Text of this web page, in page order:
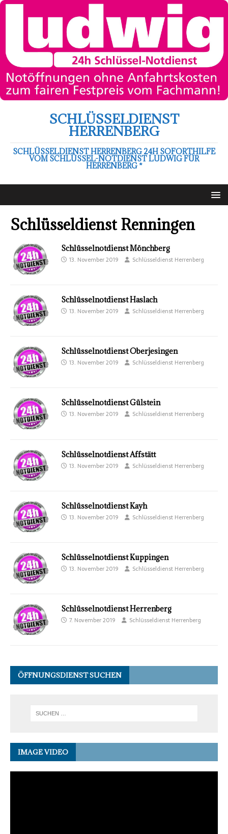
SCHLÜSSELDIENST
HERRENBERG
SCHLÜSSELDIENST HERRENBERG 24H SOFORTHILFE
VOM SCHLÜSSEL-NOTDIENST LUDWIG FÜR
HERRENBERG *
Schlüsseldienst Renningen
Schlüsselnotdienst Mönchberg
13. November 2019 Schlüsseldienst Herrenberg
Schlüsselnotdienst Haslach
13. November 2019 Schlüsseldienst Herrenberg
Schlüsselnotdienst Oberjesingen
13. November 2019 Schlüsseldienst Herrenberg
Schlüsselnotdienst Gülstein
13. November 2019 Schlüsseldienst Herrenberg
Schlüsselnotdienst Affstätt
13. November 2019 Schlüsseldienst Herrenberg
Schlüsselnotdienst Kayh
13. November 2019 Schlüsseldienst Herrenberg
Schlüsselnotdienst Kuppingen
13. November 2019 Schlüsseldienst Herrenberg
Schlüsselnotdienst Herrenberg
7. November 2019 Schlüsseldienst Herrenberg
ÖFFNUNGSDIENST SUCHEN
IMAGE VIDEO